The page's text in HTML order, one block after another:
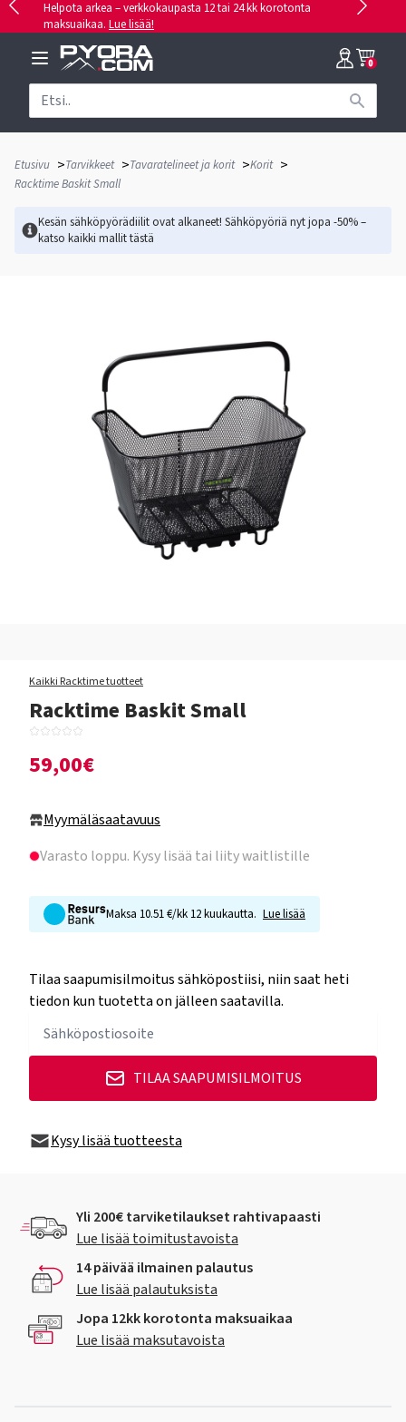
Helpota arkea – verkkokaupasta 12 tai 24 kk korotonta
maksuaikaa. Lue lisää!
0
Etusivu >Tarvikkeet >Tavaratelineet ja korit >Korit >
Racktime Baskit Small
Kesän sähköpyörädiilit ovat alkaneet! Sähköpyöriä nyt jopa -50% –
katso kaikki mallittästä
Kaikki Racktime tuotteet
Racktime Baskit Small
59,00€
Myymäläsaatavuus
Varasto loppu. Kysy lisää tai liity waitlistille
Maksa 10.51 €/kk 12 kuukautta. Lue lisää
Tilaa saapumisilmoitus sähköpostiisi, niin saat heti
tiedon kun tuotetta on jälleen saatavilla.
TILAA SAAPUMISILMOITUS
Kysy lisää tuotteesta
Yli 200€ tarviketilaukset rahtivapaasti
Lue lisää toimitustavoista
14 päivää ilmainen palautus
Lue lisää palautuksista
Jopa 12kk korotonta maksuaikaa
Lue lisää maksutavoista